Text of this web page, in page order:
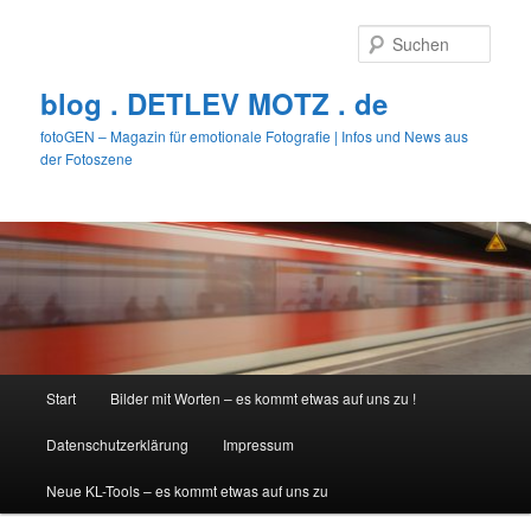
blog . DETLEV MOTZ . de
fotoGEN – Magazin für emotionale Fotografie | Infos und News aus
der Fotoszene
Start Bilder mit Worten – es kommt etwas auf uns zu !
Datenschutzerklärung Impressum
Neue KL-Tools – es kommt etwas auf uns zu